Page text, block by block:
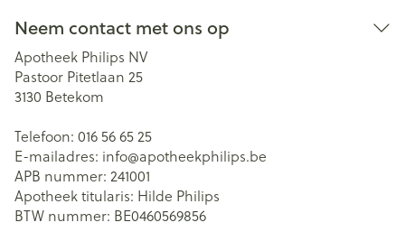
Neem contact met ons op
Apotheek Philips NV
Pastoor Pitetlaan 25
3130 Betekom
Telefoon: 016 56 65 25
E-mailadres: info@apotheekphilips.be
APB nummer: 241001
Apotheek titularis: Hilde Philips
BTW nummer: BE0460569856